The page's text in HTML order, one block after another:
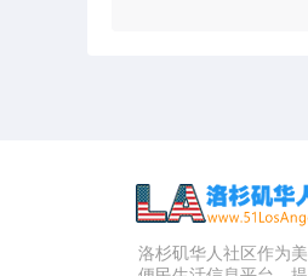
洛杉矶华人社区作为